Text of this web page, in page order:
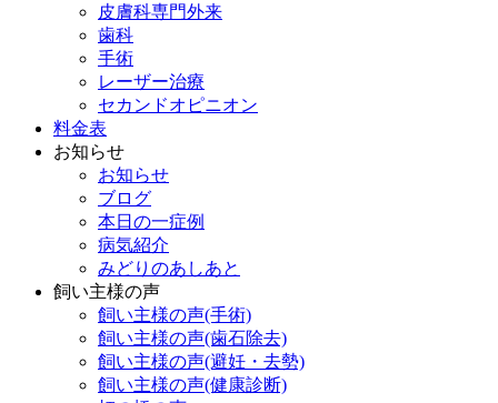
皮膚科専門外来
歯科
手術
レーザー治療
セカンドオピニオン
料金表
お知らせ
お知らせ
ブログ
本日の一症例
病気紹介
みどりのあしあと
飼い主様の声
飼い主様の声(手術)
飼い主様の声(歯石除去)
飼い主様の声(避妊・去勢)
飼い主様の声(健康診断)